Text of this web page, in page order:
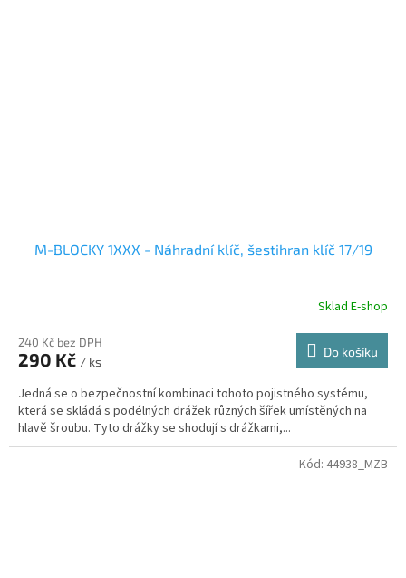
M-BLOCKY 1XXX - Náhradní klíč, šestihran klíč 17/19
Sklad E-shop
240 Kč bez DPH
290 Kč / ks
Do košíku
Jedná se o bezpečnostní kombinaci tohoto pojistného systému,
která se skládá s podélných drážek různých šířek umístěných na
hlavě šroubu. Tyto drážky se shodují s drážkami,...
Kód: 44938_MZB